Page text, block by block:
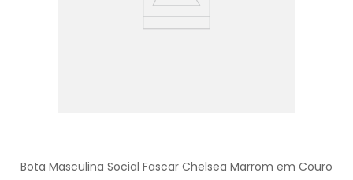
Bota Masculina Social Fascar Chelsea Marrom em Couro